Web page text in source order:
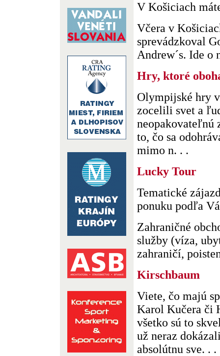
V Košiciach
Včera v
sprevádzkoval
Andrew´s. Ide
Hry, ktoré
Olympijské hry
zocelili svet a
neopakovateľnú
to, čo sa
mimo n. . .
Lucky Tour
Tematické
ponuku podľa
Zahraničné
služby (víza,
zahraničí,
Kirschbaum
Viete, čo majú
Karol Kučera či
všetko sú to
už neraz
absolútnu sve. . .